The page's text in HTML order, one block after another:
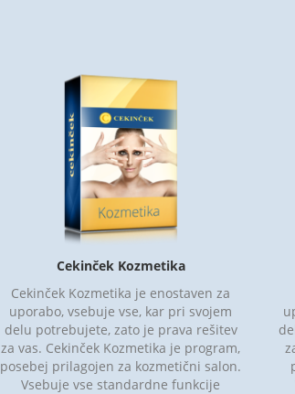
Cekinček Kozmetika
Cekinček Kozmetika je enostaven za
uporabo, vsebuje vse, kar pri svojem
delu potrebujete, zato je prava rešitev
za vas. Cekinček Kozmetika je program,
posebej prilagojen za kozmetični salon.
Vsebuje vse standardne funkcije